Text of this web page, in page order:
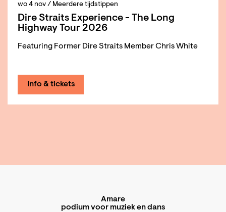
Dire Straits Experience - The Long
Highway Tour 2026
Featuring Former Dire Straits Member Chris White
wo 4 nov / Meerdere tijdstippen
Info & tickets
Amare
podium voor muziek en dans